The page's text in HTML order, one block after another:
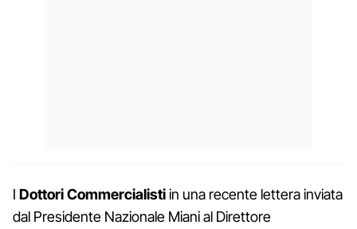
I Dottori Commercialistiin una recente lettera inviata
dal Presidente Nazionale Miani al Direttore